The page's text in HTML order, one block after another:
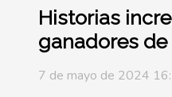
Historias
ganadores
7 de mayo de 2024